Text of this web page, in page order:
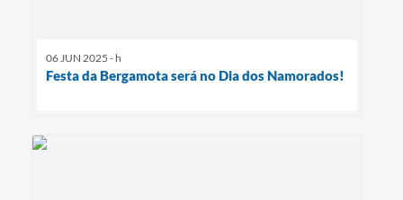
06 JUN 2025 - h
Festa da Bergamota será no Dia dos Namorados!